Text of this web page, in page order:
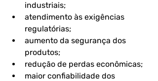
industriais;
atendimento às exigências
regulatórias;
aumento da segurança dos
produtos;
redução de perdas econômicas;
maior confiabilidade dos